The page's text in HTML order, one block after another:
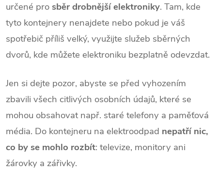
určené prosběr drobnější elektroniky. Tam, kde
tyto kontejnery nenajdete nebo pokud je váš
spotřebič příliš velký, využijte služeb sběrných
dvorů, kde můžete elektroniku bezplatně odevzdat.
Jen si dejte pozor, abyste se před vyhozením
zbavili všech citlivých osobních údajů, které se
mohou obsahovat např. staré telefony a paměťová
média. Do kontejneru na elektroodpad nepatří nic,
co by se mohlo rozbít: televize, monitory ani
žárovky a zářivky.